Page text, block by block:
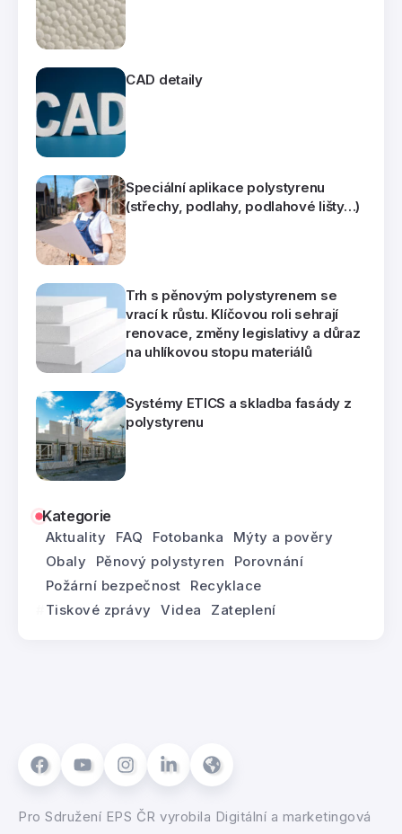
CAD detaily
Speciální aplikace polystyrenu
(střechy, podlahy, podlahové lišty…)
Trh s pěnovým polystyrenem se
vrací k růstu. Klíčovou roli sehrají
renovace, změny legislativy a důraz
na uhlíkovou stopu materiálů
Systémy ETICS a skladba fasády z
polystyrenu
Kategorie
Aktuality FAQ Fotobanka
Mýty a pověry
Obaly
Pěnový polystyren
Porovnání
Požární bezpečnost
Recyklace
Tiskové zprávy
Videa Zateplení
Pro Sdružení EPS ČR vyrobila Digitální a marketingová